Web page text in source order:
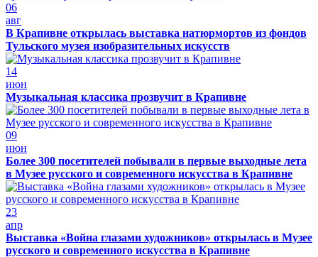
06
авг
В Крапивне открылась выставка натюрмортов из фондов
Тульского музея изобразительных искусств
14
июн
Музыкальная классика прозвучит в Крапивне
09
июн
Более 300 посетителей побывали в первые выходные лета
в Музее русского и современного искусства в Крапивне
23
апр
Выставка «Война глазами художников» открылась в Музее
русского и современного искусства в Крапивне